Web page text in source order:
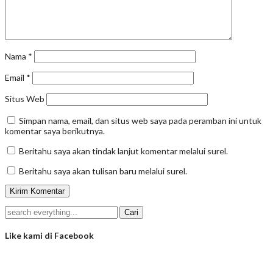
Nama *
Email *
Situs Web
Simpan nama, email, dan situs web saya pada peramban ini untuk
komentar saya berikutnya.
Beritahu saya akan tindak lanjut komentar melalui surel.
Beritahu saya akan tulisan baru melalui surel.
Like kami di Facebook